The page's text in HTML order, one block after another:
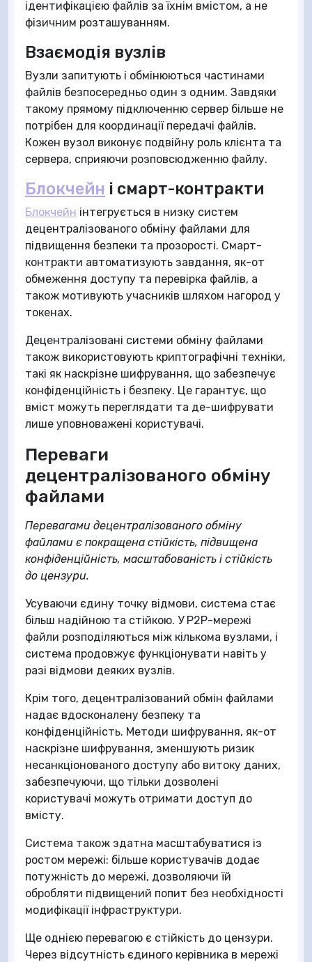
ідентифікацією файлів за їхнім вмістом, а не
фізичним розташуванням.
Взаємодія вузлів
Вузли запитують і обмінюються частинами
файлів безпосередньо один з одним. Завдяки
такому прямому підключенню сервер більше не
потрібен для координації передачі файлів.
Кожен вузол виконує подвійну роль клієнта та
сервера, сприяючи розповсюдженню файлу.
Блокчейн і смарт-контракти
Блокчейн інтегрується в низку систем
децентралізованого обміну файлами для
підвищення безпеки та прозорості. Смарт-
контракти автоматизують завдання, як-от
обмеження доступу та перевірка файлів, а
також мотивують учасників шляхом нагород у
токенах.
Децентралізовані системи обміну файлами
також використовують криптографічні техніки,
такі як наскрізне шифрування, що забезпечує
конфіденційність і безпеку. Це гарантує, що
вміст можуть переглядати та де-шифрувати
лише уповноважені користувачі.
Переваги
децентралізованого обміну
файлами
Перевагами децентралізованого обміну
файлами є покращена стійкість, підвищена
конфіденційність, масштабованість і стійкість
до цензури.
Усуваючи єдину точку відмови, система стає
більш надійною та стійкою. У P2P-мережі
файли розподіляються між кількома вузлами, і
система продовжує функціонувати навіть у
разі відмови деяких вузлів.
Крім того, децентралізований обмін файлами
надає вдосконалену безпеку та
конфіденційність. Методи шифрування, як-от
наскрізне шифрування, зменшують ризик
несанкціонованого доступу або витоку даних,
забезпечуючи, що тільки дозволені
користувачі можуть отримати доступ до
вмісту.
Система також здатна масштабуватися із
ростом мережі: більше користувачів додає
потужність до мережі, дозволяючи їй
обробляти підвищений попит без необхідності
модифікації інфраструктури.
Ще однією перевагою є стійкість до цензури.
Через відсутність єдиного керівника в мережі